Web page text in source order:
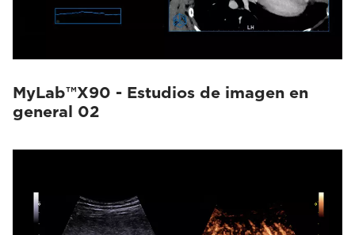
MyLab™X90 - Estudios de imagen en
general 02